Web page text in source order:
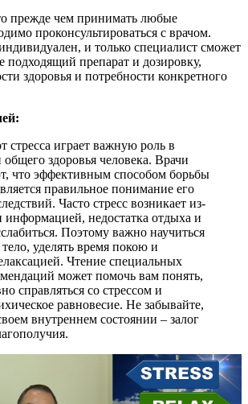
прежде чем принимать любые
проконсультироваться с врачом.
и только специалист сможет
подходящий препарат и дозировку,
здоровья и потребности конкретного
стресса играет важную роль в
здоровья человека. Врачи
что эффективным способом борьбы
правильное понимание его
Часто стресс возникает из-
информацией, недостатка отдыха и
Поэтому важно научиться
уделять время покою и
Чтение специальных
может помочь вам понять,
справляться со стрессом и
равновесие. Не забывайте,
внутреннем состоянии – залог